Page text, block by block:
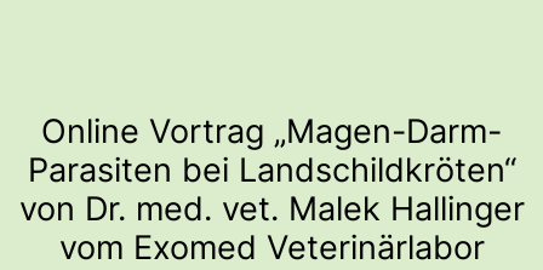
Online Vortrag „Magen-Darm-
Parasiten bei Landschildkröten“
von Dr. med. vet. Malek Hallinger
vom Exomed Veterinärlabor